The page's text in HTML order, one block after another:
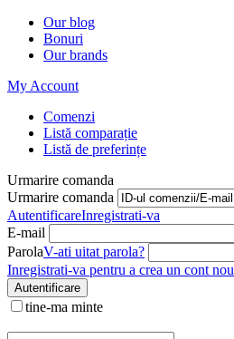
Our blog
Bonuri
Our brands
My Account
Comenzi
Listă comparație
Listă de preferințe
Urmarire comanda
Urmarire comanda
AutentificareInregistrati-va
E-mail
ParolaV-ati uitat parola?
Inregistrati-va pentru a crea un cont nou
Autentificare
tine-ma minte